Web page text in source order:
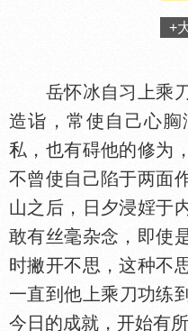
+
岳怀冰自习上乘刀
造诣，常使自己心
私，也有碍他的修为
不曾使自己陷于两面
山之后，日夕浸婬于
敢有丝毫杂念，即使
时撇开不思，这种不
一直到他上乘刀功练
今日的成就，开始有